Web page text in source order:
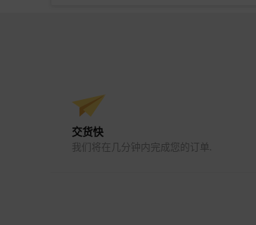
交货快
我们将在几分钟内完成您的订单.